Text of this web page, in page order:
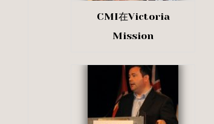
CMI在Victoria
Mission